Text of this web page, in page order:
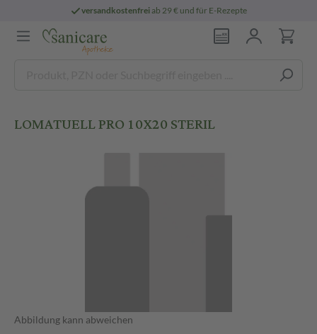
versandkostenfreiab 29 € und für E-Rezepte
LOMATUELL PRO 10X20 STERIL
Abbildung kann abweichen